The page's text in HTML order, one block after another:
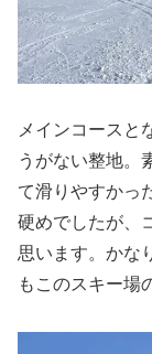
メインコースと
うがない整地。
て滑りやすかっ
硬めでしたが、
思います。かな
もこのスキー場